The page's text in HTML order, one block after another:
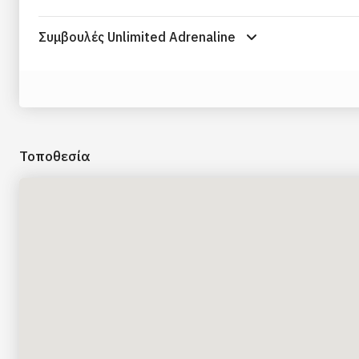
Συμβουλές Unlimited Adrenaline
Τοποθεσία